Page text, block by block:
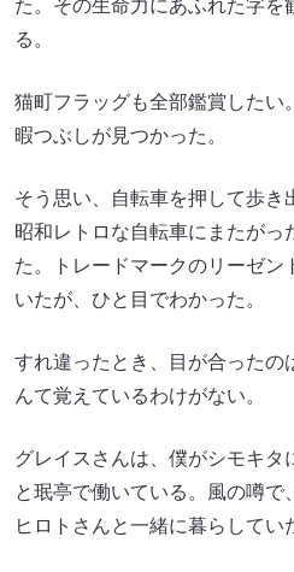
た。その生命力にあふれた字を
る。
猫町フラッグも全部鑑賞したい
暇つぶしが見つかった。
そう思い、自転車を押して歩き
昭和レトロな自転車にまたがっ
た。トレードマークのリーゼン
いたが、ひと目でわかった。
すれ違ったとき、目が合ったの
んて覚えているわけがない。
グレイスさんは、僕がシモキタ
と珉亭で働いている。風の噂で
ヒロトさんと一緒に暮らしてい